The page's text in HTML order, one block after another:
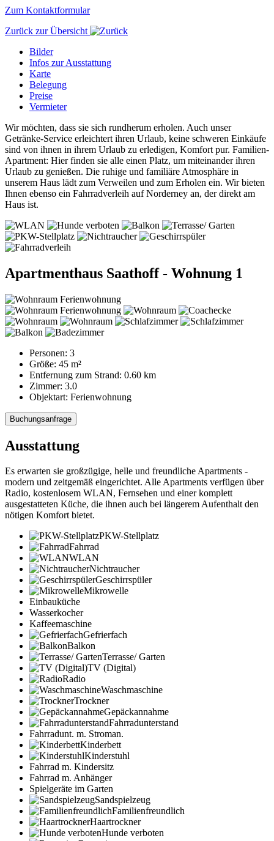
Zum Kontaktformular
Zurück zur Übersicht
Bilder
Infos zur Ausstattung
Karte
Belegung
Preise
Vermieter
Wir möchten, dass sie sich rundherum erholen. Auch unser
Getränke-Service erleichtert ihren Urlaub, keine schweren Einkäufe
sind von ihnen in ihrem Urlaub zu erledigen, Komfort pur. Familien-
Apartment: Hier finden sie alle einen Platz, um miteinander ihren
Urlaub zu genießen. Die ruhige und familiäre Atmosphäre in
unserem Haus lädt zum Verweilen und zum Erholen ein. Wir bieten
Ihnen ebenso ein Fahrradverleih auf Norderney an, der direkt am
Haus ist.
Apartmenthaus Saathoff - Wohnung 1
Personen: 3
Größe: 45 m²
Entfernung zum Strand: 0.60 km
Zimmer: 3.0
Objektart: Ferienwohnung
Buchungsanfrage
Ausstattung
Es erwarten sie großzügige, helle und freundliche Apartments -
modern und zeitgemäß eingerichtet. Alle Apartments verfügen über
Radio, kostenlosem WLAN, Fernsehen und einer komplett
ausgestatteten Küche, die ihnen auch bei längerem Aufenthalt den
nötigen Komfort bietet.
PKW-Stellplatz
Fahrrad
WLAN
Nichtraucher
Geschirrspüler
Mikrowelle
Einbauküche
Wasserkocher
Kaffeemaschine
Gefrierfach
Balkon
Terrasse/ Garten
TV (Digital)
Radio
Waschmaschine
Trockner
Gepäckannahme
Fahrradunterstand
Fahrradunt. m. Stroman.
Kinderbett
Kinderstuhl
Fahrrad m. Kindersitz
Fahrrad m. Anhänger
Spielgeräte im Garten
Sandspielzeug
Familienfreundlich
Haartrockner
Hunde verboten